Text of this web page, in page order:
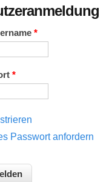
*
*
Passwort anfordern